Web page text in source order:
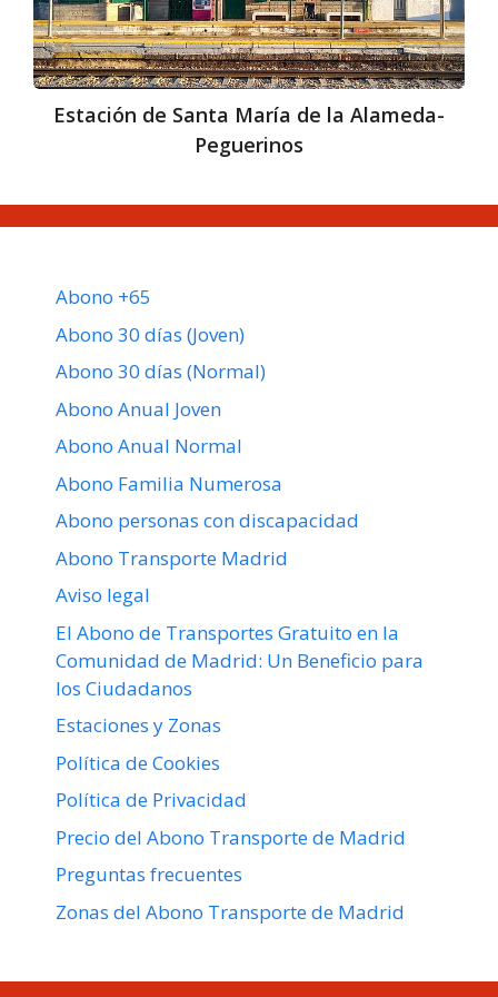
Alameda-
Peguerinos
Estación de Santa María de la Alameda-
Peguerinos
Abono +65
Abono 30 días (Joven)
Abono 30 días (Normal)
Abono Anual Joven
Abono Anual Normal
Abono Familia Numerosa
Abono personas con discapacidad
Abono Transporte Madrid
Aviso legal
El Abono de Transportes Gratuito en la
Comunidad de Madrid: Un Beneficio para
los Ciudadanos
Estaciones y Zonas
Política de Cookies
Política de Privacidad
Precio del Abono Transporte de Madrid
Preguntas frecuentes
Zonas del Abono Transporte de Madrid